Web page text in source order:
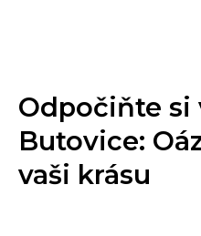
Odpočiňte si
Butovice:
vaši krásu